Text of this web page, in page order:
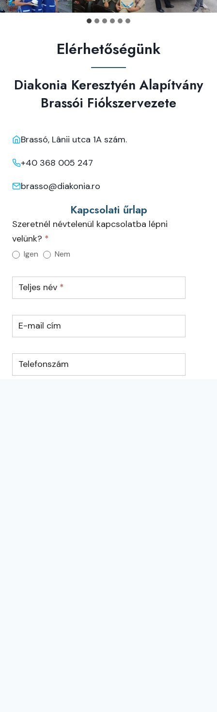
Elérhetőségünk
Diakonia Keresztyén Alapítvány
Brassói Fiókszervezete
Brassó, Lânii utca 1A szám.
+40 368 005 247
brasso@diakonia.ro
Kapcsolati űrlap
Kapcsolat
Brassó
Szeretnél névtelenül kapcsolatba lépni
velünk? *
Igen Nem
Teljes név *
E-mail cím
Telefonszám